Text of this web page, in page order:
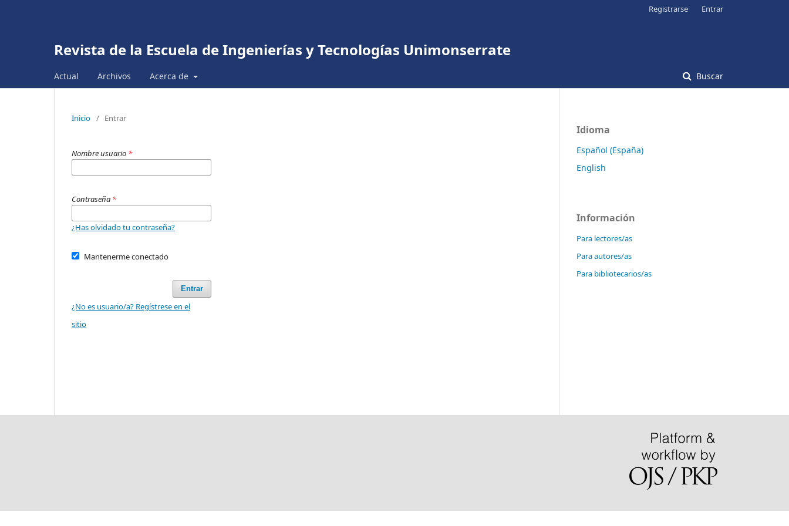
Revista de la Escuela de Ingenierías y Tecnologías Unimonserrate
Actual Archivos Acerca de Buscar
Registrarse Entrar
Inicio / Entrar
Nombre usuario *
Contraseña *
¿Has olvidado tu contraseña?
Mantenerme conectado
Entrar
¿No es usuario/a? Regístrese en el
sitio
Idioma
Español (España)
English
Información
Para lectores/as
Para autores/as
Para bibliotecarios/as